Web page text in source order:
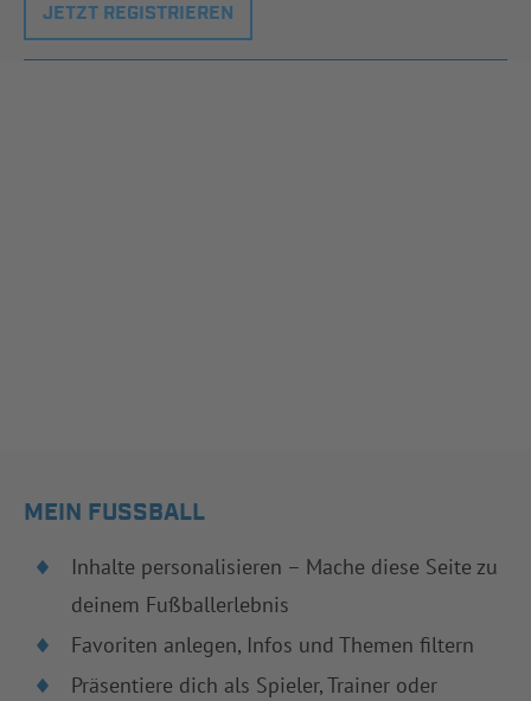
JETZT REGISTRIEREN
MEIN FUSSBALL
Inhalte personalisieren – Mache diese Seite zu
deinem Fußballerlebnis
Favoriten anlegen, Infos und Themen filtern
Präsentiere dich als Spieler, Trainer oder